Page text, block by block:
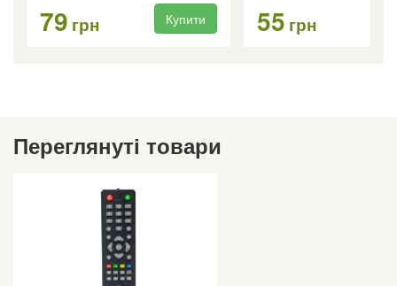
79 грн Купити 55 грн
Переглянуті товари